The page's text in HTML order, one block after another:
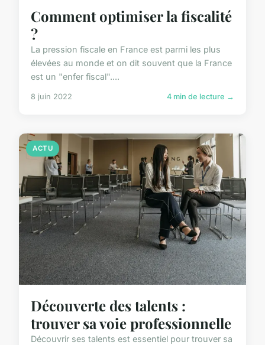
Comment optimiser la fiscalité
?
La pression fiscale en France est parmi les plus
élevées au monde et on dit souvent que la France
est un "enfer fiscal"....
8 juin 2022 4 min de lecture →
ACTU
Découverte des talents :
trouver sa voie professionnelle
Découvrir ses talents est essentiel pour trouver sa